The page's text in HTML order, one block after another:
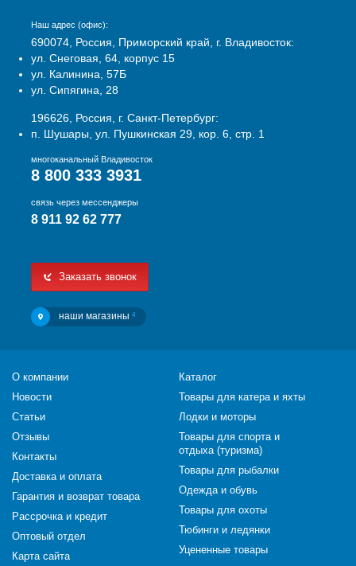
Наш адрес (офис):
690074, Россия, Приморский край, г. Владивосток:
ул. Снеговая, 64, корпус 15
ул. Калинина, 57Б
ул. Сипягина, 28
196626, Россия, г. Санкт-Петербург:
п. Шушары, ул. Пушкинская 29, кор. 6, стр. 1
многоканальный Владивосток
8 800 333 3931
связь через мессенджеры
8 911 92 62 777
Заказать звонок
наши магазины 4
О компании
Новости
Статьи
Отзывы
Контакты
Доставка и оплата
Гарантия и возврат товара
Рассрочка и кредит
Оптовый отдел
Карта сайта
Каталог
Товары для катера и яхты
Лодки и моторы
Товары для спорта и
отдыха (туризма)
Товары для рыбалки
Одежда и обувь
Товары для охоты
Тюбинги и ледянки
Уцененные товары